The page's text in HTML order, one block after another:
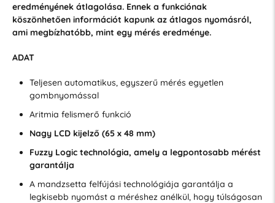
eredményének átlagolása. Ennek a funkciónak
köszönhetően információt kapunk az átlagos nyomásról,
ami megbízhatóbb, mint egy mérés eredménye.
ADAT
Teljesen automatikus, egyszerű mérés egyetlen
gombnyomással
Aritmia felismerő funkció
Nagy LCD kijelző (65 x 48 mm)
Fuzzy Logic technológia, amely a legpontosabb mérést
garantálja
A mandzsetta felfújási technológiája garantálja a
legkisebb nyomást a méréshez anélkül, hogy túlságosan